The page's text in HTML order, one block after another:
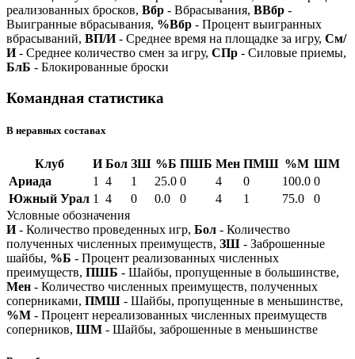
реализованных бросков, Вбр - Вбрасывания, ВВбр -
Выигранные вбрасывания, %Вбр - Процент выигранных
вбрасываний, ВП/И- Среднее время на площадке за игру, См/
И- Среднее количество смен за игру, СПр - Силовые приемы,
БлБ - Блокированные броски
Командная статистика
В неравных составах
Клуб И Бол ЗШ %Б ПШБ Мен ПМШ %М ШМ
Ариада
1 4 1 25.0 0 4 0 100.0 0
Южный Урал 1 4 0 0.0 0 4 1 75.0
0
Условные обозначения
И- Количество проведенных игр, Бол - Количество
полученных численных преимуществ, ЗШ - Заброшенные
шайбы, %Б - Процент реализованных численных
преимуществ, ПШБ - Шайбы, пропущенные в большинстве,
Мен - Количество численных преимуществ, полученных
соперниками, ПМШ - Шайбы, пропущенные в меньшинстве,
%М - Процент нереализованных численных преимуществ
соперников, ШМ - Шайбы, заброшенные в меньшинстве